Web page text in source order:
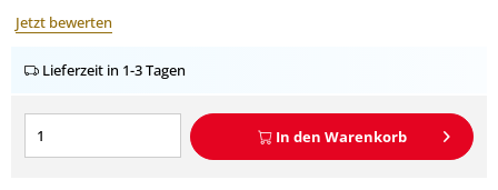
Jetzt bewerten
Lieferzeit in 1-3 Tagen
In den Warenkorb